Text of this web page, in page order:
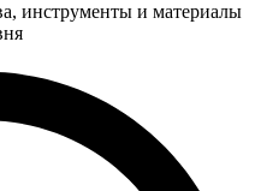
инструменты и материалы